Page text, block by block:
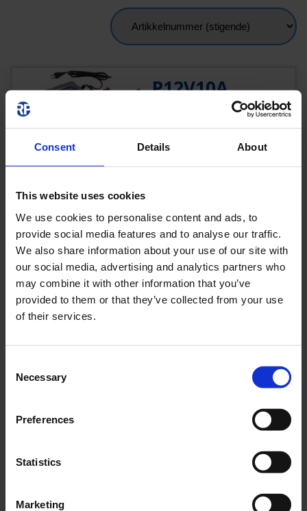
Consent Details About
This website uses cookies
We use cookies to personalise content and ads, to
provide social media features and to analyse our traffic.
We also share information about your use of our site with
our social media, advertising and analytics partners who
may combine it with other information that you’ve
provided to them or that they’ve collected from your use
of their services.
Selection
Necessary
Preferences
Statistics
Marketing
P12V10A
12 V
P12V16A
P12V16A
12 V
PRODUKTET